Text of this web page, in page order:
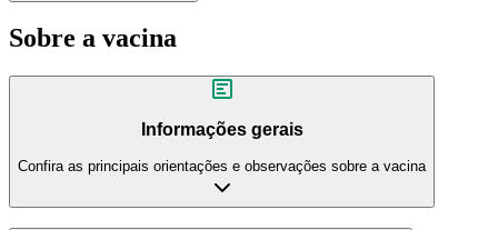
Sobre a vacina
Informações gerais
Confira as principais orientações e observações sobre a vacina